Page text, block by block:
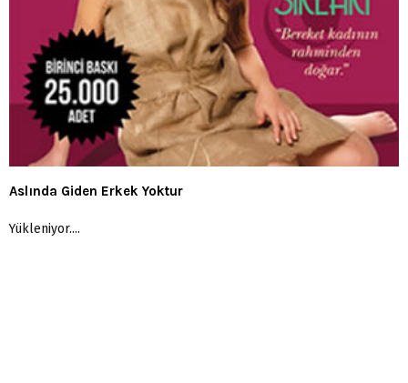
Aslında Giden Erkek Yoktur
Yükleniyor....